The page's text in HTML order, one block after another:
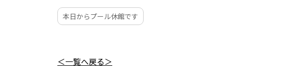
本日からプール休館です
＜一覧へ戻る＞